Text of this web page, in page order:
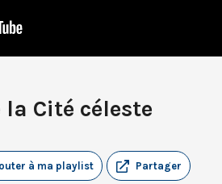
Cité céleste
Partager
à ma playlist